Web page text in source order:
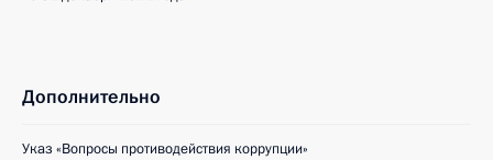
Дополнительно
Указ «Вопросы противодействия коррупции»